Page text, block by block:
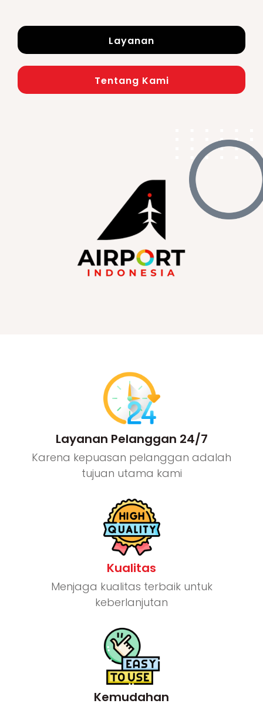
Layanan
Tentang Kami
Layanan Pelanggan 24/7
Karena kepuasan pelanggan adalah
tujuan utama kami
Kualitas
Menjaga kualitas terbaik untuk
keberlanjutan
Kemudahan